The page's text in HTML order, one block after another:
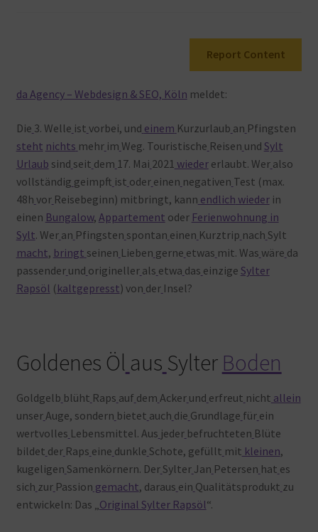
Report Content
da Agency – Webdesign & SEO, Köln meldet:
Die 3. Welle ist vorbei, und einem Kurzurlaub an Pfingsten
steht nichts mehr im Weg. Touristische Reisen und Sylt
Urlaub sind seit dem 17. Mai 2021 wiedererlaubt. Wer also
vollständig geimpft ist oder einen negativen Test (max.
48h vor Reisebeginn) mitbringt, kann endlich wiederin
einen Bungalow, Appartement oder Ferienwohnung in
Sylt. Wer an Pfingsten spontan einen Kurztrip nach Sylt
macht, bringt seinen Lieben gerne etwas mit. Was wäre da
passender und origineller als etwa das einzige Sylter
Rapsöl ( kaltgepresst) von der Insel?
Goldenes Öl aus Sylter Boden
Goldgelb blüht Raps auf dem Acker und erfreut nicht allein
unser Auge, sondern bietet auch die Grundlage für ein
wertvolles Lebensmittel. Aus jeder befruchteten Blüte
bildet der Raps eine dunkle Schote, gefüllt mit kleinen,
kugeligen Samenkörnern. Der Sylter Jan Petersen hat es
sich zur Passion gemacht, daraus ein Qualitätsprodukt zu
entwickeln: Das „ Original Sylter Rapsöl“.